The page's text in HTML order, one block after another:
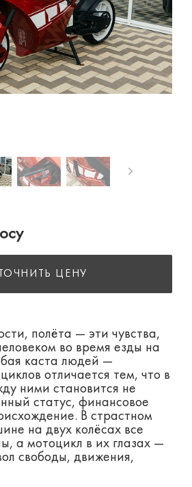
ЦЕНУ
полёта — эти чувства,
во время езды на
каста людей —
отличается тем, что в
ними становится не
статус, финансовое
В страстном
на двух колёсах все
а мотоцикл в их глазах —
свободы, движения,